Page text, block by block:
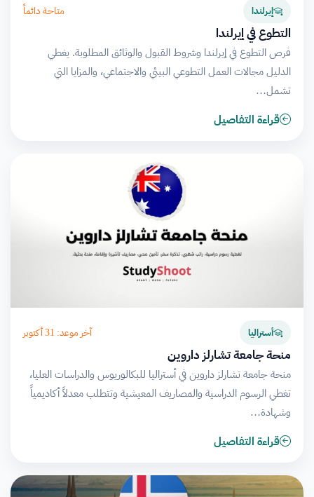
إيرلندا متاحة دائماً
التطوع في إيرلندا
فرص التطوع في إيرلندا وشروط القبول والوثائق المطلوبة. يغطي
الدليل مجالات العمل التطوعي البيئي والاجتماعي، والمزايا التي
تشمل…
قراءة التفاصيل
أستراليا آخر موعد: 31 أكتوبر
منحة جامعة تشارلز داروين
منحة جامعة تشارلز داروين في أستراليا للبكالوريوس والدراسات العليا،
تغطي الرسوم الدراسية والمصاريف المعيشية وتتطلب معدلاً أكاديمياً
وشهادة…
قراءة التفاصيل